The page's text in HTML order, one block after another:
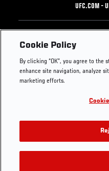
UFC.COM -
Footer
UFC
UFC Foundation
UFC Careers
Store
UFC Video
TikTok
Cookie Policy
By clicking “OK”, you agree to the
enhance site navigation, analyze
marketing efforts.